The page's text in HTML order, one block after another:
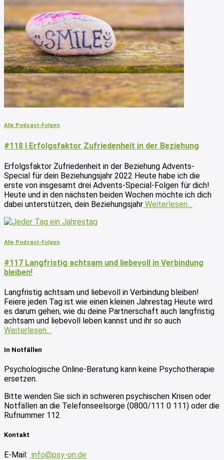
Alle Podcast-Folgen
#118 I Erfolgsfaktor Zufriedenheit in der Beziehung
Erfolgsfaktor Zufriedenheit in der Beziehung Advents-
Special für dein Beziehungsjahr 2022 Heute habe ich die
erste von insgesamt drei Advents-Special-Folgen für dich!
Heute und in den nächsten beiden Wochen möchte ich dich
dabei unterstützen, dein Beziehungsjahr Weiterlesen…
Alle Podcast-Folgen
#117 Langfristig achtsam und liebevoll in Verbindung
bleiben!
Langfristig achtsam und liebevoll in Verbindung bleiben!
Feiere jeden Tag ist wie einen kleinen Jahrestag Heute wird
es darum gehen, wie du deine Partnerschaft auch langfristig
achtsam und liebevoll leben kannst und ihr so auch
Weiterlesen…
In Notfällen
Psychologische Online-Beratung kann keine Psychotherapie
ersetzen.
Bitte wenden Sie sich in schweren psychischen Krisen oder
Notfällen an die Telefonseelsorge (0800/111 0 111) oder die
Rufnummer 112.
Kontakt
E-Mail: info@psy-on.de